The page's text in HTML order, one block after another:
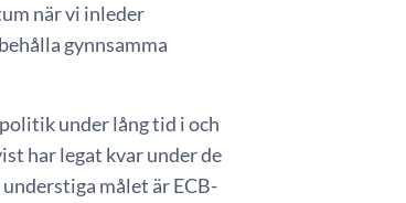
när vi inleder
gynnsamma
under lång tid i och
har legat kvar under de
målet är ECB-